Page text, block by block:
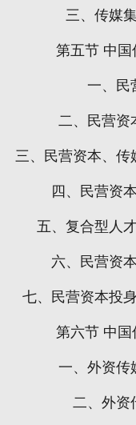
三、传媒
第五节 中国
一、民
二、民营资
三、民营资本、传
四、民营资
五、复合型人
六、民营资
七、民营资本投
第六节 中国
一、外资传
二、外资